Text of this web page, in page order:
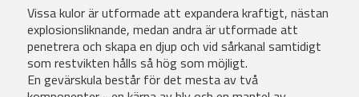
Vissa kulor är utformade att expandera kraftigt, nästan
explosionsliknande, medan andra är utformade att
penetrera och skapa en djup och vid sårkanal samtidigt
som restvikten hålls så hög som möjligt.
En gevärskula består för det mesta av två